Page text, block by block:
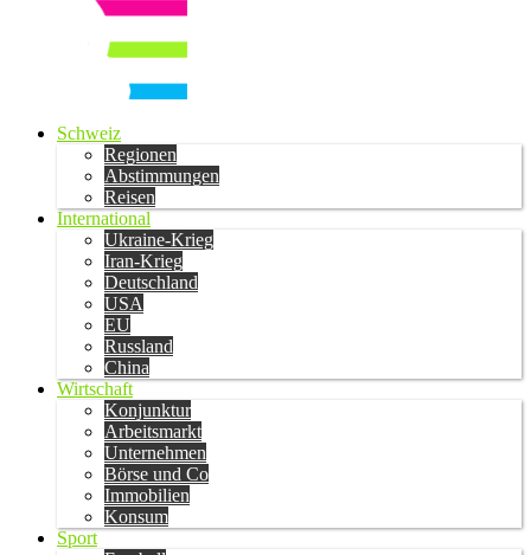
Schweiz
Regionen
Abstimmungen
Reisen
International
Ukraine-Krieg
Iran-Krieg
Deutschland
USA
EU
Russland
China
Wirtschaft
Konjunktur
Arbeitsmarkt
Unternehmen
Börse und Co
Immobilien
Konsum
Sport